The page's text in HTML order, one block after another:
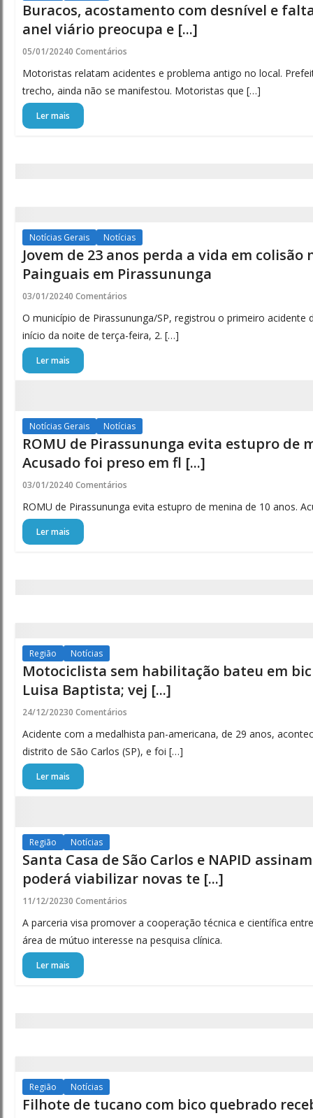
Buracos, acostamento com desnível e
anel viário preocupa e [...]
05/01/20240 Comentários
Motoristas relatam acidentes e problema antigo no local.
trecho, ainda não se manifestou. Motoristas que […]
Ler mais
Notícias Gerais Notícias
Jovem de 23 anos perda a vida em colisão
Painguais em Pirassununga
03/01/20240 Comentários
O município de Pirassununga/SP, registrou o primeiro
início da noite de terça-feira, 2. […]
Ler mais
Notícias Gerais Notícias
ROMU de Pirassununga evita estupro de
Acusado foi preso em fl [...]
03/01/20240 Comentários
ROMU de Pirassununga evita estupro de menina de 10 anos.
Ler mais
Região Notícias
Motociclista sem habilitação bateu em
Luisa Baptista; vej [...]
24/12/20230 Comentários
Acidente com a medalhista pan-americana, de 29 anos,
distrito de São Carlos (SP), e foi […]
Ler mais
Região Notícias
Santa Casa de São Carlos e NAPID
poderá viabilizar novas te [...]
11/12/20230 Comentários
A parceria visa promover a cooperação técnica e científica
área de mútuo interesse na pesquisa clínica.
Ler mais
Região Notícias
Filhote de tucano com bico quebrado